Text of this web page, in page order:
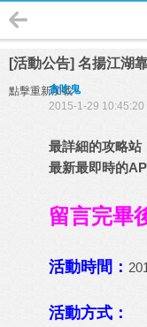
[活動公告] 名揚江湖
點擊重新加載
貪吃鬼
2015-1-29 10:45:20
最詳細的攻略站
最新最即時的
留言完畢
活動時間：
活動方式：